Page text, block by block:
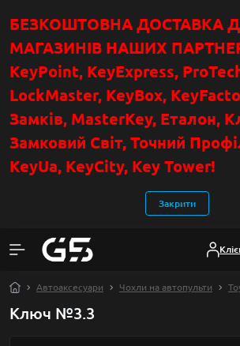
БЕЗКОШТОВНА ДОСТАВКА
МАГАЗИНІВ НАШИХ
KeyPoint, KeyExpress,
LockMaster, KeyBox,
Замків, MasterKey, Еталон,
Замковий Світ, Точний
KeyUa, KeyCity, Key Tower!
Закрити
Автоаксесуари Чохли на автопульти
Ключ №3.3